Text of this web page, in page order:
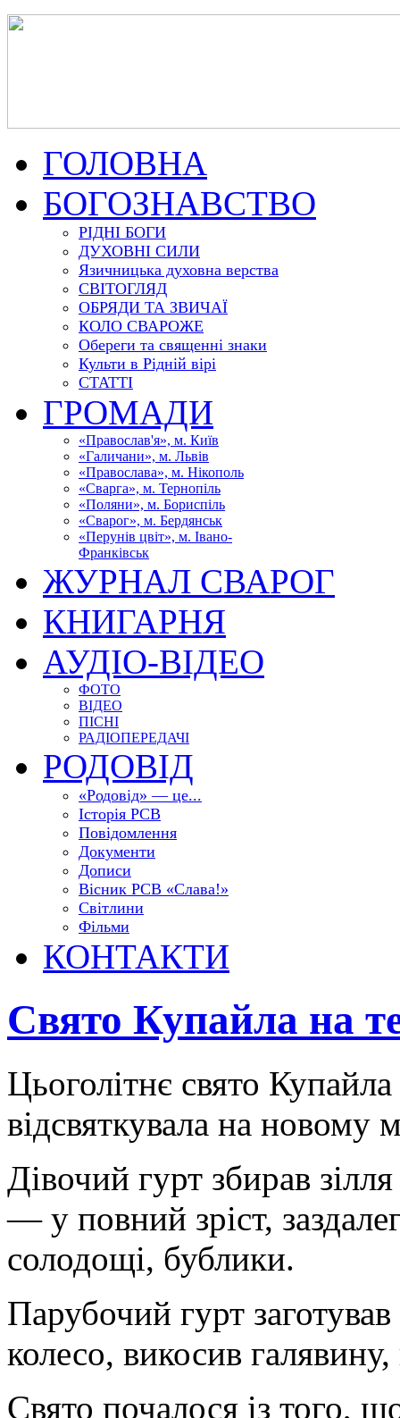
ГОЛОВНА
БОГОЗНАВСТВО
РІДНІ БОГИ
ДУХОВНІ СИЛИ
Язичницька духовна верства
СВІТОГЛЯД
ОБРЯДИ ТА ЗВИЧАЇ
КОЛО СВАРОЖЕ
Обереги та священні знаки
Культи в Рідній вірі
СТАТТІ
ГРОМАДИ
«Православ'я», м. Київ
«Галичани», м. Львів
«Православа», м. Нікополь
«Сварга», м. Тернопіль
«Поляни», м. Бориспіль
«Сварог», м. Бердянськ
«Перунів цвіт», м. Івано-
Франківськ
ЖУРНАЛ СВАРОГ
КНИГАРНЯ
АУДІО-ВІДЕО
ФОТО
ВІДЕО
ПІСНІ
РАДІОПЕРЕДАЧІ
РОДОВІД
«Родовід» — це...
Історія РСВ
Повідомлення
Документи
Дописи
Вісник РСВ «Слава!»
Світлини
Фільми
КОНТАКТИ
Свято Купайла на
Цьоголітнє свято
відсвяткувала на новому
Дівочий гурт збирав
— у повний зріст,
солодощі, бублики.
Парубочий гурт
колесо, викосив
Свято почалося із того,